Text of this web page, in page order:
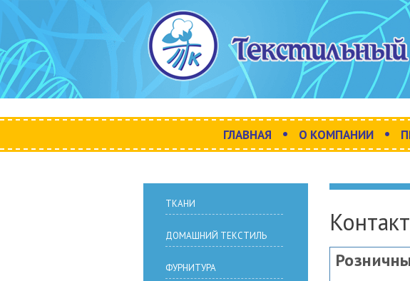
ГЛАВНАЯ • О КОМПАНИИ •
ТКАНИ
ДОМАШНИЙ ТЕКСТИЛЬ
ФУРНИТУРА